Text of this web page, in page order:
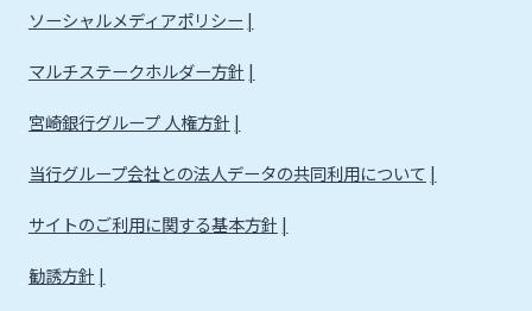
ソーシャルメディアポリシー
マルチステークホルダー方針
宮崎銀行グループ 人権方針
当行グループ会社との法人データの共同利用について
サイトのご利用に関する基本方針
勧誘方針